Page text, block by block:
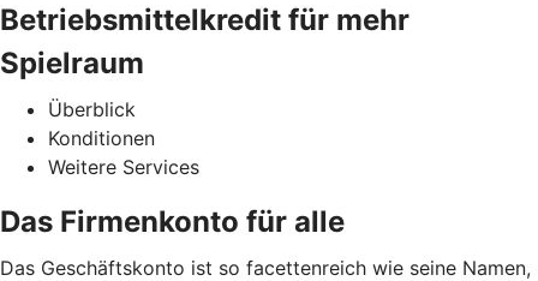
Betriebsmittelkredit für mehr
Spielraum
Überblick
Konditionen
Weitere Services
Das Firmenkonto für alle
Das Geschäftskonto ist so facettenreich wie seine Namen,